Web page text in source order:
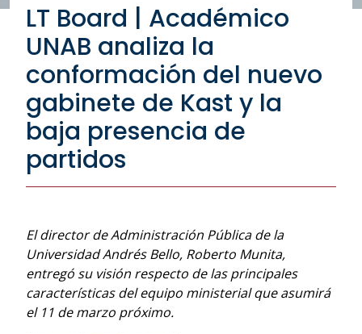
LT Board | Académico
UNAB analiza la
conformación del nuevo
gabinete de Kast y la
baja presencia de
partidos
El director de Administración Pública de la
Universidad Andrés Bello, Roberto Munita,
entregó su visión respecto de las principales
características del equipo ministerial que asumirá
el 11 de marzo próximo.